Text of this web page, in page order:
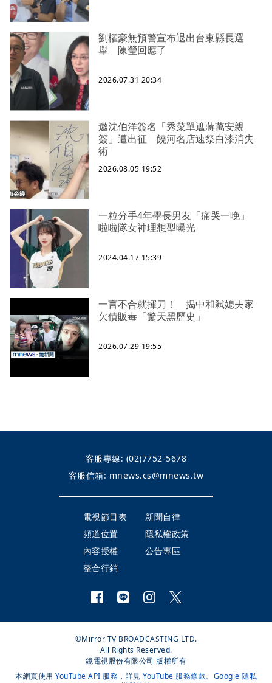
劉櫂豪無預警宣布退出台東縣長選
舉 陳瑩回應了
2026.07.31 20:34
邀沈伯洋簽名「秀菜單遮蔣萬安親
簽」遭出征 饒河名店速祭白漆消失
術
2026.08.05 19:52
一粒分手4年學長男友「痛哭一晚」
啦啦隊女神理想型曝光
2024.04.17 15:39
一言不合就揮刀！ 揭中和弒媳夫家
欠債販毒「驚天黑歷史」
2026.07.29 19:55
客服專線: (02)7752-5678
客服信箱: mnews.cs@mnews.tw
電視節目表
新聞自律
頻道位置
隱私權政策
內容授權
公告專區
整合行銷
©Mirror TV BROADCASTING LTD.
All Rights Reserved.
鏡電視股份有限公司 版權所有
本網頁使用 YouTube API 服務 ，詳見 YouTube 服務條款、 Google 隱私